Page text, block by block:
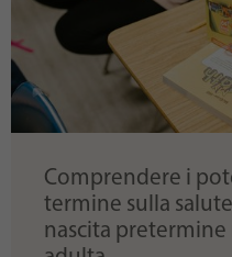
Comprendere i
termine sulla
nascita